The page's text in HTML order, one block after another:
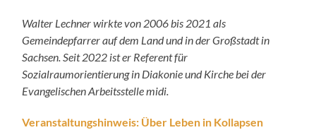
Walter Lechner wirkte von 2006 bis 2021 als
Gemeindepfarrer auf dem Land und in der Großstadt in
Sachsen. Seit 2022 ist er Referent für
Sozialraumorientierung in Diakonie und Kirche bei der
Evangelischen Arbeitsstelle midi.
Veranstaltungshinweis: Über Leben in Kollapsen